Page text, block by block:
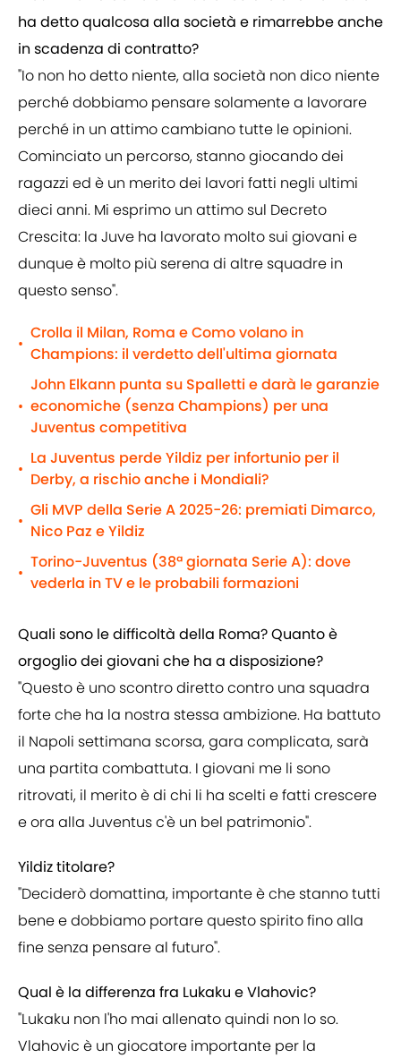
ha detto qualcosa alla società e rimarrebbe anche
in scadenza di contratto?
"Io non ho detto niente, alla società non dico niente
perché dobbiamo pensare solamente a lavorare
perché in un attimo cambiano tutte le opinioni.
Cominciato un percorso, stanno giocando dei
ragazzi ed è un merito dei lavori fatti negli ultimi
dieci anni. Mi esprimo un attimo sul Decreto
Crescita: la Juve ha lavorato molto sui giovani e
dunque è molto più serena di altre squadre in
questo senso".
•
Crolla il Milan, Roma e Como volano in
Champions: il verdetto dell'ultima giornata
•
John Elkann punta su Spalletti e darà le garanzie
economiche (senza Champions) per una
Juventus competitiva
•
La Juventus perde Yildiz per infortunio per il
Derby, a rischio anche i Mondiali?
•
Gli MVP della Serie A 2025-26: premiati Dimarco,
Nico Paz e Yildiz
•
Torino-Juventus (38ª giornata Serie A): dove
vederla in TV e le probabili formazioni
Quali sono le difficoltà della Roma? Quanto è
orgoglio dei giovani che ha a disposizione?
"Questo è uno scontro diretto contro una squadra
forte che ha la nostra stessa ambizione. Ha battuto
il Napoli settimana scorsa, gara complicata, sarà
una partita combattuta. I giovani me li sono
ritrovati, il merito è di chi li ha scelti e fatti crescere
e ora alla Juventus c'è un bel patrimonio".
Yildiz titolare?
"Deciderò domattina, importante è che stanno tutti
bene e dobbiamo portare questo spirito fino alla
fine senza pensare al futuro".
Qual è la differenza fra Lukaku e Vlahovic?
"Lukaku non l'ho mai allenato quindi non lo so.
Vlahovic è un giocatore importante per la